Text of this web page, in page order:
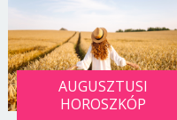
AUGUSZTUSI
HOROSZKÓP